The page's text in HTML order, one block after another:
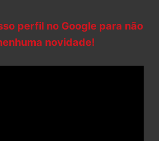
perfil no Google para não
novidade!